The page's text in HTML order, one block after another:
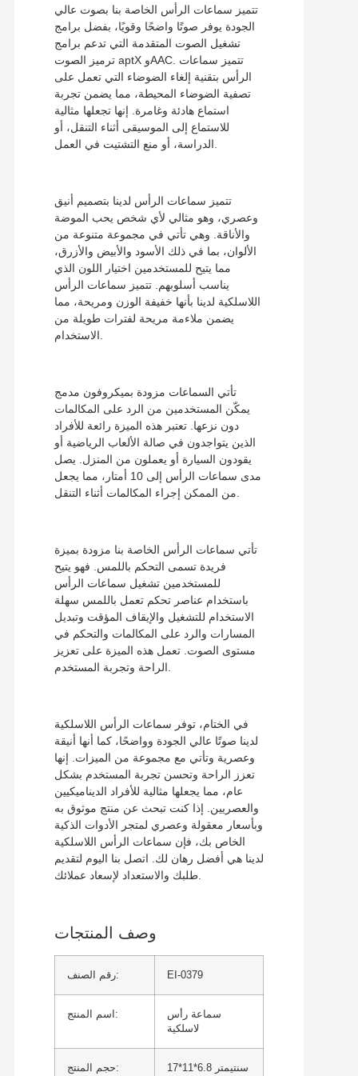
تتميز سماعات الرأس الخاصة بنا بصوت عالي
الجودة يوفر صوتًا واضحًا وقويًا، بفضل برامج
تشغيل الصوت المتقدمة التي تدعم برامج
ترميز الصوت aptX وAAC. تتميز سماعات
الرأس بتقنية إلغاء الضوضاء التي تعمل على
تصفية الضوضاء المحيطة، مما يضمن تجربة
استماع هادئة وغامرة. إنها تجعلها مثالية
للاستماع إلى الموسيقى أثناء التنقل، أو
الدراسة، أو منع التشتيت في العمل.
تتميز سماعات الرأس لدينا بتصميم أنيق
وعصري، وهو مثالي لأي شخص يحب الموضة
والأناقة. وهي تأتي في مجموعة متنوعة من
الألوان، بما في ذلك الأسود والأبيض والأزرق،
مما يتيح للمستخدمين اختيار اللون الذي
يناسب أسلوبهم. تتميز سماعات الرأس
اللاسلكية لدينا بأنها خفيفة الوزن ومريحة، مما
يضمن ملاءمة مريحة لفترات طويلة من
الاستخدام.
تأتي السماعات مزودة بميكروفون مدمج
يمكّن المستخدمين من الرد على المكالمات
دون نزعها. تعتبر هذه الميزة رائعة للأفراد
الذين يتواجدون في صالة الألعاب الرياضية أو
يقودون السيارة أو يعملون من المنزل. يصل
مدى سماعات الرأس إلى 10 أمتار، مما يجعل
تأتي سماعات الرأس الخاصة بنا مزودة بميزة
فريدة تسمى التحكم باللمس. فهو يتيح
للمستخدمين تشغيل سماعات الرأس
باستخدام عناصر تحكم تعمل باللمس سهلة
الاستخدام للتشغيل والإيقاف المؤقت وتبديل
المسارات والرد على المكالمات والتحكم في
مستوى الصوت. تعمل هذه الميزة على تعزيز
في الختام، توفر سماعات الرأس اللاسلكية
لدينا صوتًا عالي الجودة وواضحًا، كما أنها أنيقة
وعصرية وتأتي مع مجموعة من الميزات. إنها
تعزز الراحة وتحسن تجربة المستخدم بشكل
عام، مما يجعلها مثالية للأفراد الديناميكيين
والعصريين. إذا كنت تبحث عن منتج موثوق به
وبأسعار معقولة وعصري لمتجر الأدوات الذكية
الخاص بك، فإن سماعات الرأس اللاسلكية
لدينا هي أفضل رهان لك. اتصل بنا اليوم لتقديم
طلبك والاستعداد لإسعاد عملائك.
وصف المنتجات
رقم الصنف: EI-0379
اسم المنتج:
سماعة رأس
لاسلكية
حجم المنتج: 17*11*6.8 سنتيمتر